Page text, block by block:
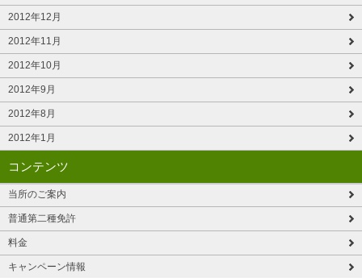
2012年12月
2012年11月
2012年10月
2012年9月
2012年8月
2012年1月
コンテンツ
当所のご案内
普通第二種免許
料金
キャンペーン情報